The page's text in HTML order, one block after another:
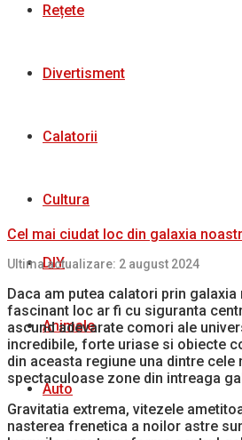
Rețete
Divertisment
Calatorii
Cultura
DIY
Animale
Auto
Cel mai ciudat loc din galaxia
Ultima actualizare: 2 august 2024
Daca am putea calatori prin galaxia
fascinant loc ar fi cu siguranta
ascund adevarate comori ale
incredibile, forte uriase si obiecte
din aceasta regiune una dintre
spectaculoase zone din intreaga
Gravitatia extrema, vitezele
nasterea frenetica a noilor astre